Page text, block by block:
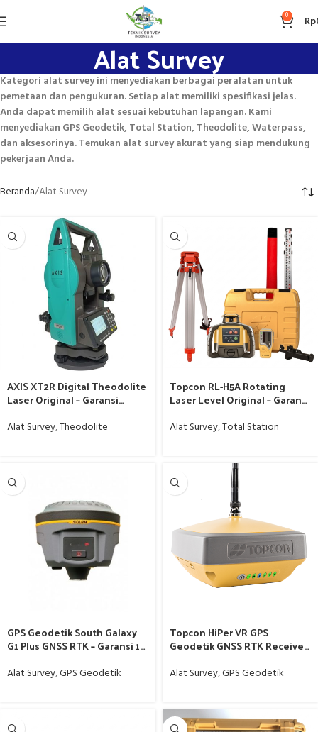
0 Rp
Alat Survey
Kategori alat survey ini menyediakan berbagai peralatan untuk
pemetaan dan pengukuran. Setiap alat memiliki spesifikasi jelas.
Anda dapat memilih alat sesuai kebutuhan lapangan. Kami
menyediakan GPS Geodetik, Total Station, Theodolite, Waterpass,
dan aksesorinya. Temukan alat survey akurat yang siap mendukung
pekerjaan Anda.
Beranda Alat Survey
AXIS XT2R Digital Theodolite
Laser Original – Garansi
Alat Survey,Theodolite
Topcon RL-H5A Rotating
Laser Level Original – Garansi
Alat Survey,Total Station
GPS Geodetik South Galaxy
G1 Plus GNSS RTK – Garansi 1
Alat Survey,GPS Geodetik
Topcon HiPer VR GPS
Geodetik GNSS RTK Receiver
Alat Survey,GPS Geodetik